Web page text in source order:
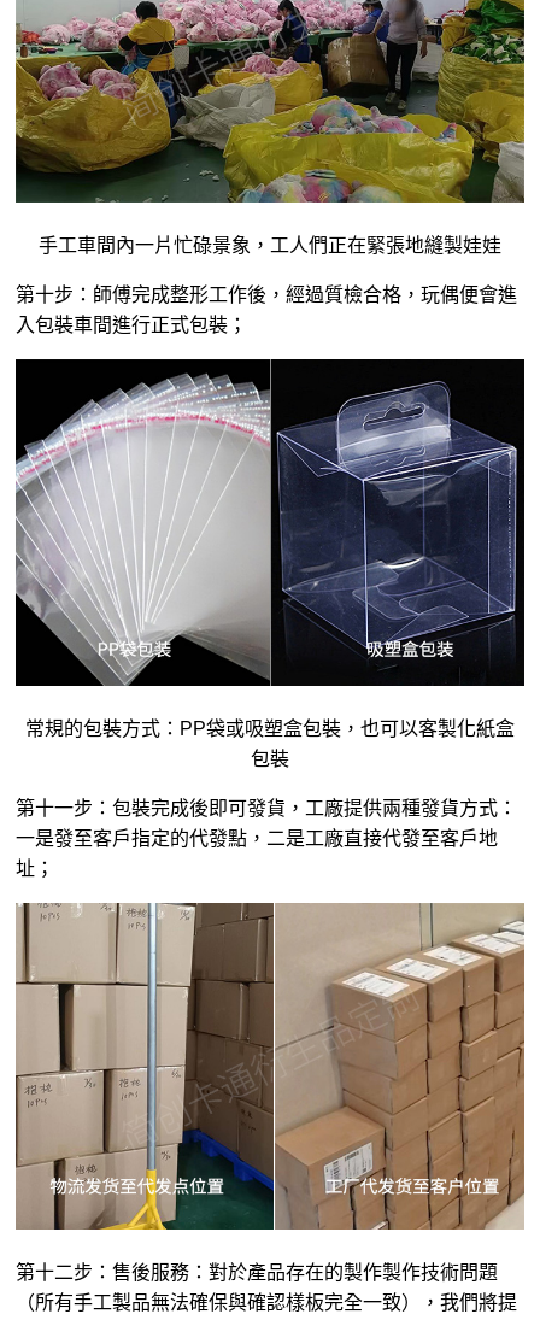
手工車間內一片忙碌景象，工人們正在緊張地縫製娃娃
第十步：師傅完成整形工作後，經過質檢合格，玩偶便會進
入包裝車間進行正式包裝；
常規的包裝方式：PP袋或吸塑盒包裝，也可以客製化紙盒
包裝
第十一步：包裝完成後即可發貨，工廠提供兩種發貨方式：
一是發至客戶指定的代發點，二是工廠直接代發至客戶地
址；
第十二步：售後服務：對於產品存在的製作製作技術問題
（所有手工製品無法確保與確認樣板完全一致），我們將提